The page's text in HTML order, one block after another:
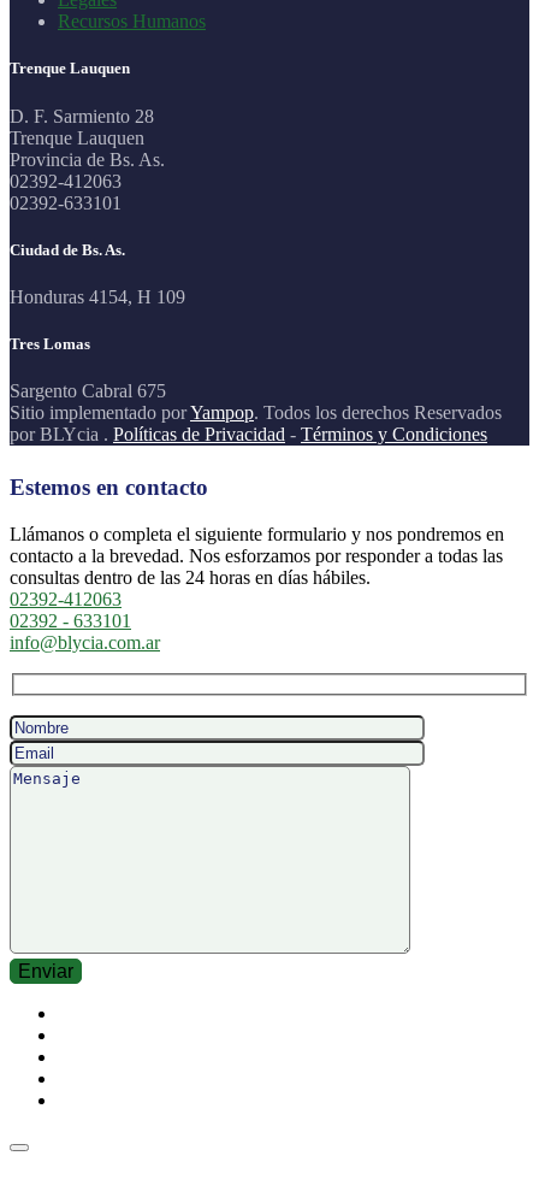
Recursos Humanos
Trenque Lauquen
D. F. Sarmiento 28
Trenque Lauquen
Provincia de Bs. As.
02392-412063
02392-633101
Ciudad de Bs. As.
Honduras 4154, H 109
Tres Lomas
Sargento Cabral 675
Sitio implementado porYampop. Todos los derechos Reservados
por BLYcia . Políticas de Privacidad - Términos y Condiciones
Estemos en contacto
Llámanos o completa el siguiente formulario y nos pondremos en
contacto a la brevedad. Nos esforzamos por responder a todas las
consultas dentro de las 24 horas en días hábiles.
02392-412063
02392 - 633101
info@blycia.com.ar